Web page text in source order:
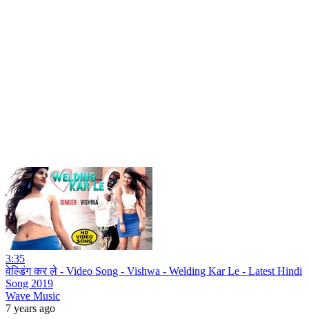
3:35
वेल्डिंग कर ले - Video Song - Vishwa - Welding Kar Le - Latest Hindi
Song 2019
Wave Music
7 years ago